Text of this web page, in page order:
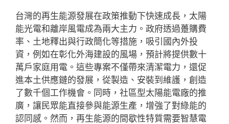
台灣的再生能源發展在政策推動下快速成長，太陽
能光電和離岸風電成為兩大主力。政府透過躉購費
率、土地釋出與行政簡化等措施，吸引國內外投
資，例如在彰化外海建設的風場，預計將提供數十
萬戶家庭用電。這些專案不僅帶來清潔電力，還促
進本土供應鏈的發展，從製造、安裝到維護，創造
了數千個工作機會。同時，社區型太陽能電廠的推
廣，讓民眾能直接參與能源生產，增強了對綠能的
認同感。然而，再生能源的間歇性特質需要智慧電